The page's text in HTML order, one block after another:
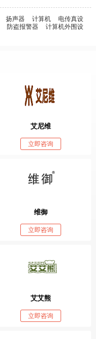
扬声器 计算机
电传真设
防盗报警器
计算机外围设
艾尼维
立即咨询
维御
立即咨询
艾艾熊
立即咨询